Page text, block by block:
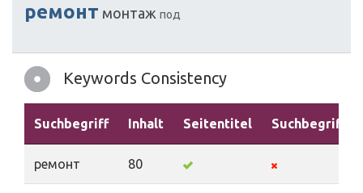
ремонт монтаж под
Keywords Consistency
Suchbegriff Inhalt Seitentitel Suchbegriffe
ремонт 80